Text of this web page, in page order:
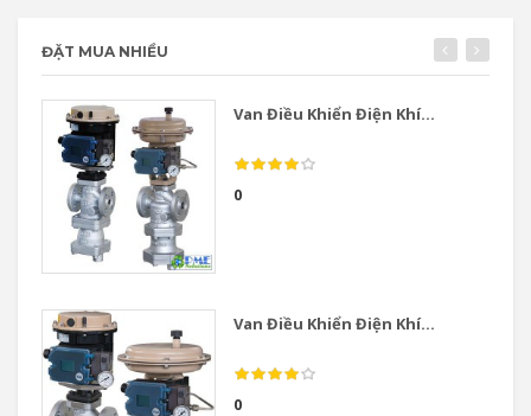
ĐẶT MUA NHIỀU
Van Điều Khiển Điện Khí...
0
Van Điều Khiển Điện Khí...
0